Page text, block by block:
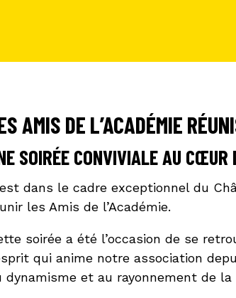
AMIS DE L’ACADÉMIE
SOIRÉE CONVIVIALE AU CŒUR
dans le cadre exceptionnel du
les Amis de l’Académie.
soirée a été l’occasion de se
qui anime notre association
dynamisme et au rayonnement de la